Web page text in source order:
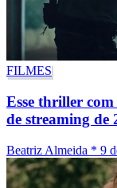
FILMES
Esse thriller
de streaming de
Beatriz Almeida * 9